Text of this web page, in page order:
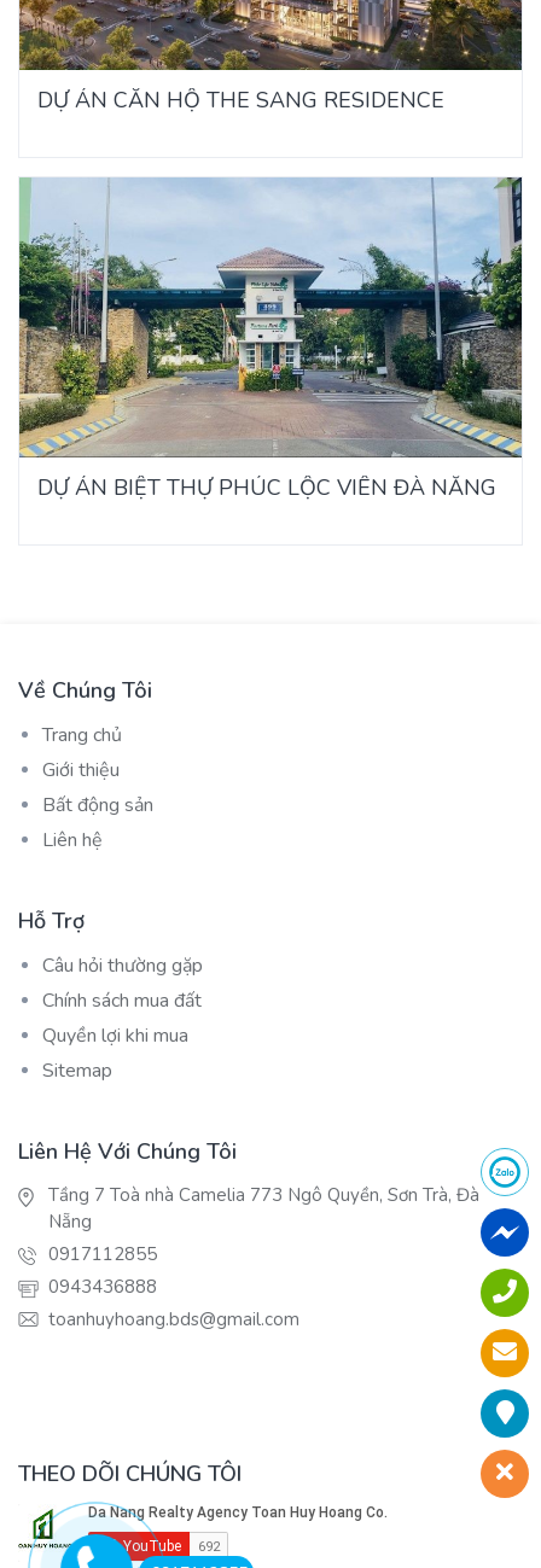
DỰ ÁN CĂN HỘ THE SANG RESIDENCE
DỰ ÁN BIỆT THỰ PHÚC LỘC VIÊN ĐÀ NẴNG
Về Chúng Tôi
Trang chủ
Giới thiệu
Bất động sản
Liên hệ
Hỗ Trợ
Câu hỏi thường gặp
Chính sách mua đất
Quyền lợi khi mua
Sitemap
Liên Hệ Với Chúng Tôi
Tầng 7 Toà nhà Camelia 773 Ngô Quyền, Sơn Trà, Đà
Nẵng
0917112855
0943436888
toanhuyhoang.bds@gmail.com
THEO DÕI CHÚNG TÔI